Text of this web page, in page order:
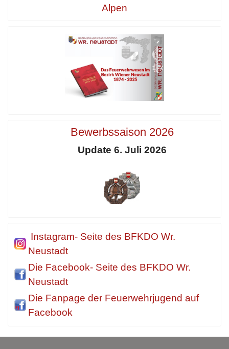
Alpen
Bewerbssaison 2026
Update 6. Juli 2026
Instagram- Seite des BFKDO Wr.
Neustadt
Die Facebook- Seite des BFKDO Wr.
Neustadt
Die Fanpage der Feuerwehrjugend auf
Facebook